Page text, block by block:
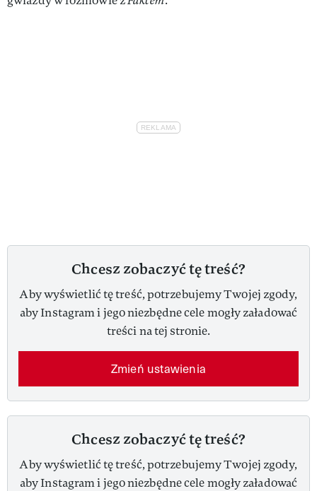
Chcesz zobaczyć tę treść?
Aby wyświetlić tę treść, potrzebujemy Twojej zgody,
aby Instagram i jego niezbędne cele mogły załadować
treści na tej stronie.
Zmień ustawienia
Chcesz zobaczyć tę treść?
Aby wyświetlić tę treść, potrzebujemy Twojej zgody,
aby Instagram i jego niezbędne cele mogły załadować